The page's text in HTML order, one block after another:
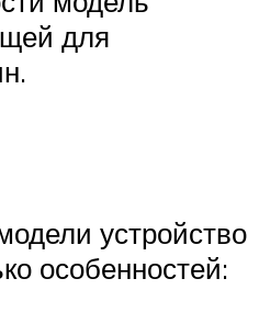
для
устройство
особенностей: